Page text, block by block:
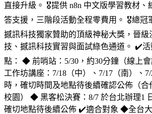
直接升級。 🎖️提供 n8n 中文版學習教材、
答支援，三階段活動全程零費用。 🎖️總冠
撼訊科技獨家贊助的頂級神秘大獎，晉級
技、撼訊科技實習與面試綠色通道。 ✔️
點： ◆ 前哨站：5/30，約30分鐘（線上
工作坊講座：7/18（中）、7/17（南）、
時，確切時間及地點待後續確認公佈（合
校園） ◆ 黑客松決賽：8/7 於台北辦理1 日
確切地點待後續公佈 ✔️適合對象 ◆全台